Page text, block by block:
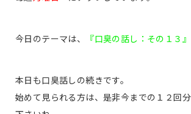
今日のテーマは、 『口臭の話し：その１３』
本日も口臭話しの続きです。
始めて見られる方は、是非今までの１２回